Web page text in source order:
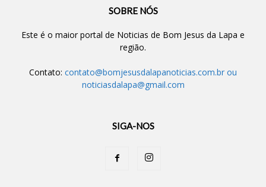
SOBRE NÓS
Este é o maior portal de Noticias de Bom Jesus da Lapa e
região.
Contato: contato@bomjesusdalapanoticias.com.br ou
noticiasdalapa@gmail.com
SIGA-NOS